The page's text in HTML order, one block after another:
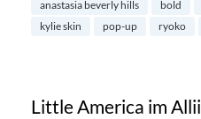
anastasia beverly hills bold
kylie skin
pop-up ryoko
Little America im